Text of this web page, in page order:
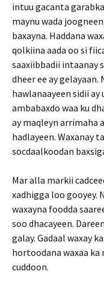
intuu gacanta
maynu wada
baxayna. Haddana
qolkiina aada oo si
saaxiibbadii intaanay
dheer ee ay
hawlanaayeen sidii
ambabaxdo waa ku
ay maqleyn arrimaha
hadlayeen. Waxanay
socdaalkoodan
Mar alla markii
xadhigga loo gooyey.
waxayna foodda
soo dhacayeen.
galay. Gadaal waxay
hortoodana waxaa ka
cuddoon.